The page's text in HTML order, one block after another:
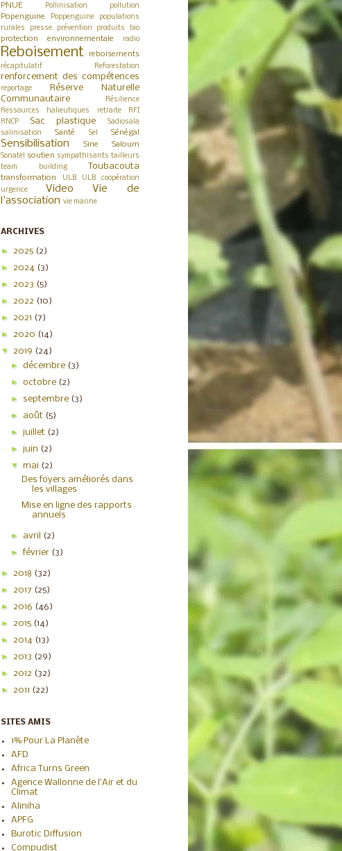
PNUE
Pollinisation pollution
Popenguine Poppenguine
populations
rurales
presse prévention produits bio
protection environnementale radio
Reboisement reboisements
récapitulatif Reforestation
renforcement des compétences
reportage
Réserve Naturelle
Communautaire
Résilience
Ressources halieutiques
retraite
RFI
RNCP
Sac plastique
Sadiosala
salinisation
Santé Sel Sénégal
Sensibilisation Sine Saloum
Sonatel soutien sympathisants tailleurs
team building
Toubacouta
transformation ULB
ULB coopération
urgence
Video
Vie de
l'association vie marine
ARCHIVES
► 2025 (2)
► 2024 (3)
► 2023 (5)
► 2022 (10)
► 2021 (7)
► 2020 (14)
▼ 2019 (24)
► décembre (3)
►octobre (2)
► septembre (3)
► août (5)
►juillet (2)
►juin (2)
▼mai (2)
Des foyers améliorés dans
les villages
Mise en ligne des rapports
annuels
► avril (2)
►février (3)
► 2018 (32)
► 2017 (25)
► 2016 (46)
► 2015 (14)
► 2014 (13)
► 2013 (29)
► 2012 (32)
► 2011 (22)
SITES AMIS
1% Pour La Planète
AFD
Africa Turns Green
Agence Wallonne de l'Air et du
Climat
Aliniha
APFG
Burotic Diffusion
Compudist